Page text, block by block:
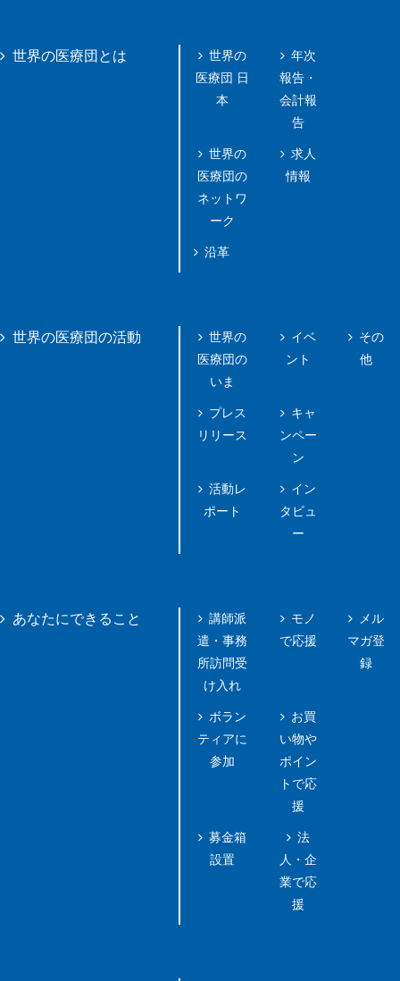
世界の医療団とは
世界の
医療団 日
本
世界の
医療団の
ネットワ
ーク
沿革
年次
報告・
会計報
告
求人
情報
世界の医療団の活動
世界の
医療団の
いま
プレス
リリース
活動レ
ポート
イベ
ント
キャ
ンペー
ン
イン
タビュ
ー
その
他
あなたにできること
講師派
遣・事務
所訪問受
け入れ
ボラン
ティアに
参加
募金箱
設置
モノ
で応援
お買
い物や
ポイン
トで応
援
法
人・企
業で応
援
メル
マガ登
録